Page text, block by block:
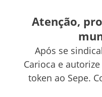
Atenção,
Após se
Carioca e
token ao Sepe.